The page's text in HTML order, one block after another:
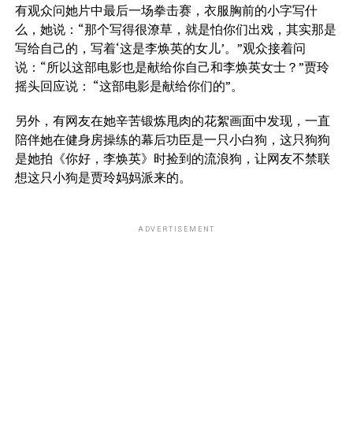
有观众问她片中最后一场拳击赛，衣服胸前的小字写什
么，她说：“那个写得很潦草，就是怕你们出戏，其实那是
写给自己的，写着‘这是李焕英的女儿’。”观众接着问
说：“所以这部电影也是献给你自己和李焕英女士？”贾玲
摇头回应说： “这部电影是献给你们的”。
另外，有网友在她辛苦锻炼甩肉的花絮画面中发现，一直
陪伴她在健身房操练的幕后功臣是一只小白狗，这只狗狗
是她拍《你好，李焕英》时捡到的流浪狗，让网友不禁联
想这只小狗是贾玲妈妈派来的。
ADVERTISEMENT